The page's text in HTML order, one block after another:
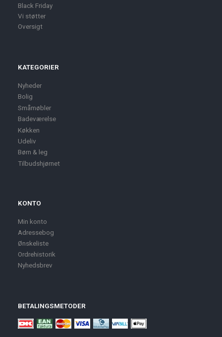
Black Friday
Vi støtter
Oversigt
KATEGORIER
Nyheder
Bolig
Småmøbler
Badeværelse
Køkken
Udeliv
Børn & leg
Tilbudshjørnet
KONTO
Min konto
Adressebog
Ønskeliste
Ordrehistorik
Nyhedsbrev
BETALINGSMETODER